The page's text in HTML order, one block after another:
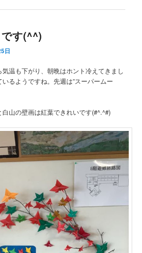
す(^^)
日
温も下がり、朝晩はホント冷えてきまし
るようですね。先週は”スーパームー
山の壁画は紅葉できれいです(#^.^#)